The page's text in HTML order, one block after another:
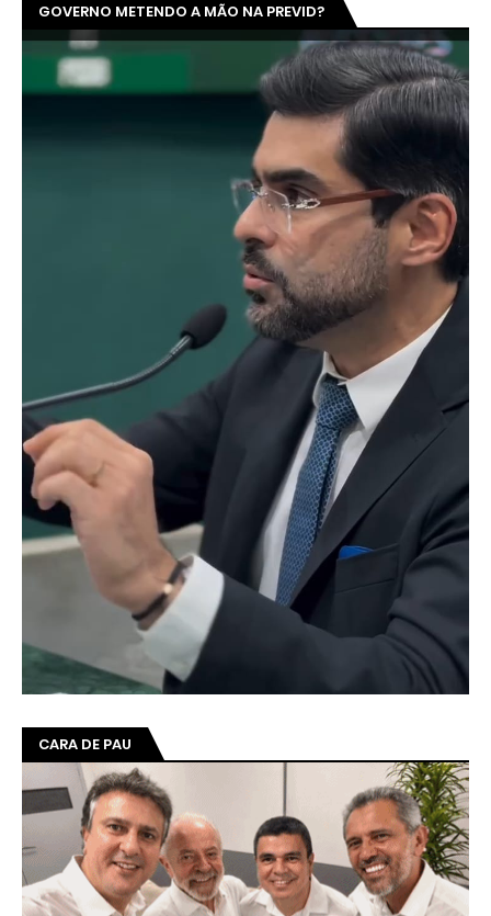
GOVERNO METENDO A MÃO NA PREVID?
CARA DE PAU